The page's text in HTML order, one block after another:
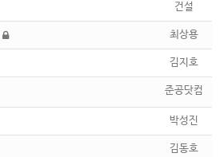
건설
최상용
김지호
준공닷컴
박성진
김동호